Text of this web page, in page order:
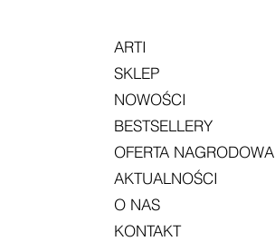
ARTI
SKLEP
NOWOŚCI
BESTSELLERY
OFERTA NAGRODOWA
AKTUALNOŚCI
O NAS
KONTAKT